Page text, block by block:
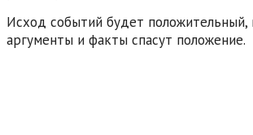
Исход событий будет положительный,
аргументы и факты спасут положение.